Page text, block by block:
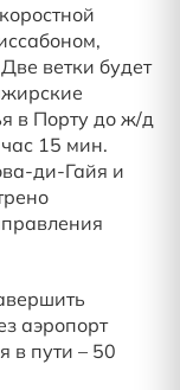
ветки будет
в Порту до ж/д
15 мин.
ди-Гайя и
аэропорт
в пути – 50